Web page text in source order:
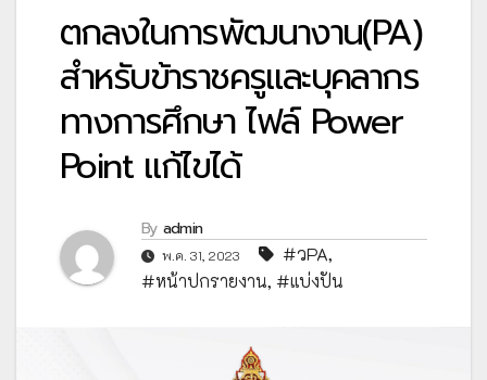
ตกลงในการพัฒนางาน(PA)
สำหรับข้าราชครูและบุคลากร
ทางการศึกษา ไฟล์ Power
Point แก้ไขได้
By admin
พ.ค. 31, 2023 #วPA,
#หน้าปกรายงาน, #แบ่งปัน